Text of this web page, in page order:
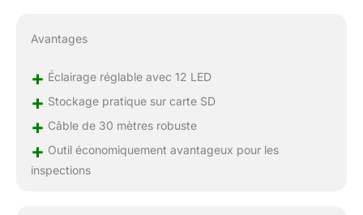
d'évacuation des eaux
usées, des installations
domestique, des
drains, des conduits,
Avantages
+ Éclairage réglable avec 12 LED
+ Stockage pratique sur carte SD
+ Câble de 30 mètres robuste
+ Outil économiquement avantageux pour les
inspections